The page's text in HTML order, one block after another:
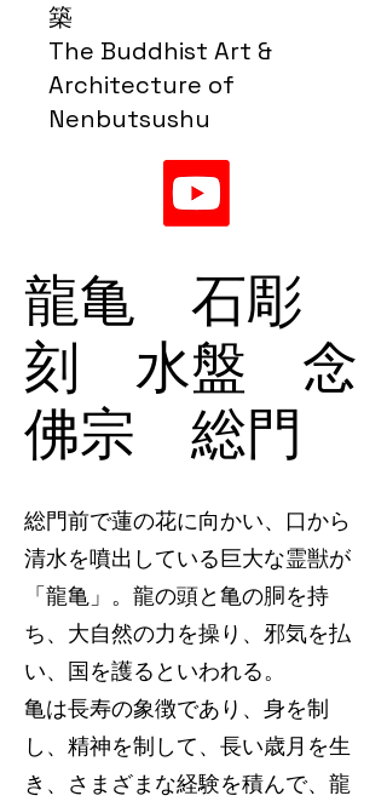
築
The Buddhist Art &
Architecture of
Nenbutsushu
龍亀 石彫
刻 水盤 念
佛宗 総門
総門前で蓮の花に向かい、口から
清水を噴出している巨大な霊獣が
「龍亀」。龍の頭と亀の胴を持
ち、大自然の力を操り、邪気を払
い、国を護るといわれる。
亀は長寿の象徴であり、身を制
し、精神を制して、長い歳月を生
き、さまざまな経験を積んで、龍